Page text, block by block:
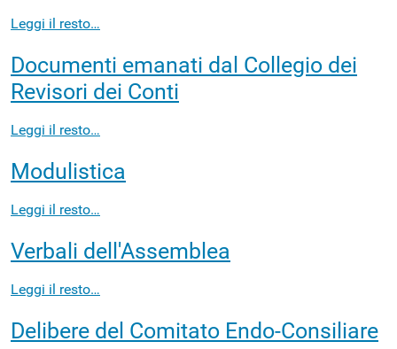
Leggi il resto…
Documenti emanati dal Collegio dei
Revisori dei Conti
Leggi il resto…
Modulistica
Leggi il resto…
Verbali dell'Assemblea
Leggi il resto…
Delibere del Comitato Endo-Consiliare